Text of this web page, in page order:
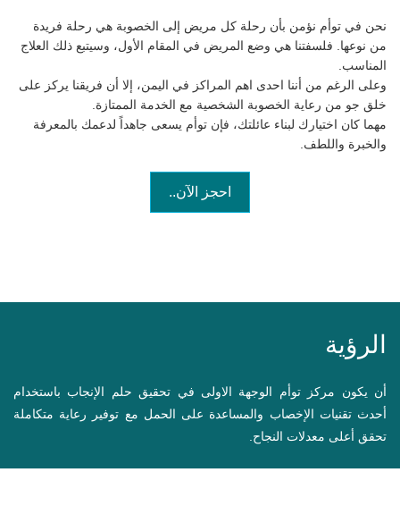
نحن في توأم نؤمن بأن رحلة كل مريض إلى الخصوبة هي رحلة فريدة
من نوعها. فلسفتنا هي وضع المريض في المقام الأول، وسيتبع ذلك العلاج
المناسب.
وعلى الرغم من أننا احدى اهم المراكز في اليمن، إلا أن فريقنا يركز على
خلق جو من رعاية الخصوبة الشخصية مع الخدمة الممتازة.
مهما كان اختيارك لبناء عائلتك، فإن توأم يسعى جاهداً لدعمك بالمعرفة
والخبرة واللطف.
احجز الآن..
الرؤية
أن يكون مركز توأم الوجهة الاولى في تحقيق حلم الإنجاب باستخدام
أحدث تقنيات الإخصاب والمساعدة على الحمل مع توفير رعاية متكاملة
تحقق أعلى معدلات النجاح.